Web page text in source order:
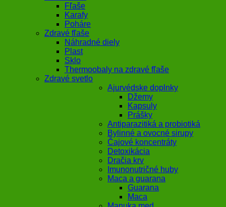
Fľaše
Karafy
Poháre
Zdravé fľaše
Náhradné diely
Plast
Sklo
Thermoobaly na zdravé fľaše
Zdravé svetlo
Ajurvédske doplnky
Džemy
Kapsuly
Prášky
Antiparazitiká a probiotiká
Bylinné a ovocné sirupy
Čajové koncentráty
Detoxikácia
Dračia krv
Imunonutričné huby
Maca a guarana
Guarana
Maca